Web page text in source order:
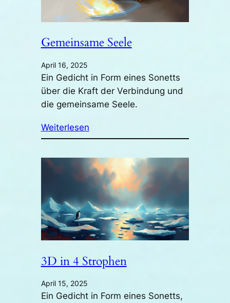
Gemeinsame Seele
April 16, 2025
Ein Gedicht in Form eines Sonetts
über die Kraft der Verbindung und
die gemeinsame Seele.
Weiterlesen
3D in 4 Strophen
April 15, 2025
Ein Gedicht in Form eines Sonetts,